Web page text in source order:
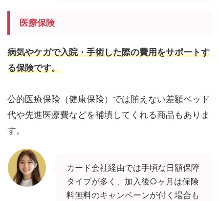
医療保険
病気やケガで入院・手術した際の費用をサポートす
る保険です。
公的医療保険（健康保険）では賄えない差額ベッド
代や先進医療費などを補填してくれる商品もありま
す。
カード会社経由では手頃な日額保障
タイプが多く、加入後○ヶ月は保険
料無料のキャンペーンが付く場合も